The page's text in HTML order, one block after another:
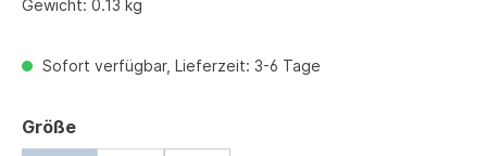
Gewicht: 0.13 kg
Sofort verfügbar, Lieferzeit: 3-6 Tage
Größeauswählen